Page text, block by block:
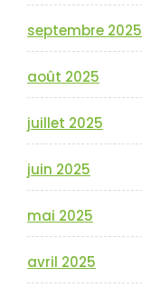
septembre 2025
août 2025
juillet 2025
juin 2025
mai 2025
avril 2025